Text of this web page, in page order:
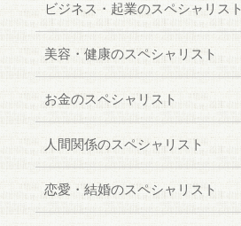
ビジネス・起業のスペシャリスト
美容・健康のスペシャリスト
お金のスペシャリスト
人間関係のスペシャリスト
恋愛・結婚のスペシャリスト